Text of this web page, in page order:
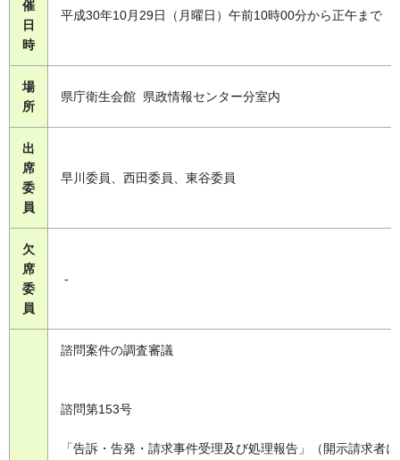
催
日
時
平成30年10月29日（月曜日）午前10時00分から正午まで
場
所
県庁衛生会館 県政情報センター分室内
出
席
委
員
早川委員、西田委員、東谷委員
欠
席
委
員
-
諮問案件の調査審議
諮問第153号
「告訴・告発・請求事件受理及び処理報告」（開示請求者